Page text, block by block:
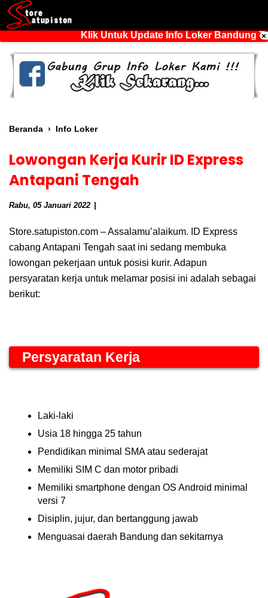
Beranda › Info Loker
Lowongan Kerja Kurir ID Express
Antapani Tengah
Rabu, 05 Januari 2022
Store.satupiston.com – Assalamu’alaikum. ID Express
cabang Antapani Tengah saat ini sedang membuka
lowongan pekerjaan untuk posisi kurir. Adapun
persyaratan kerja untuk melamar posisi ini adalah sebagai
berikut:
Persyaratan Kerja
Laki-laki
Usia 18 hingga 25 tahun
Pendidikan minimal SMA atau sederajat
Memiliki SIM C dan motor pribadi
Memiliki smartphone dengan OS Android minimal
versi 7
Disiplin, jujur, dan bertanggung jawab
Menguasai daerah Bandung dan sekitarnya
Klik Untuk Update Info Loker Bandung